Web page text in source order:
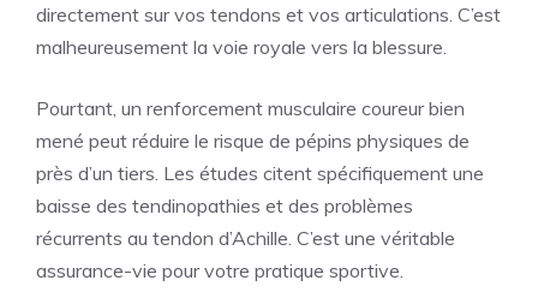
directement sur vos tendons et vos articulations. C’est
malheureusement la voie royale vers la blessure.
Pourtant, un renforcement musculaire coureur bien
mené peut réduire le risque de pépins physiques de
près d’un tiers. Les études citent spécifiquement une
baisse des tendinopathies et des problèmes
récurrents au tendon d’Achille. C’est une véritable
assurance-vie pour votre pratique sportive.